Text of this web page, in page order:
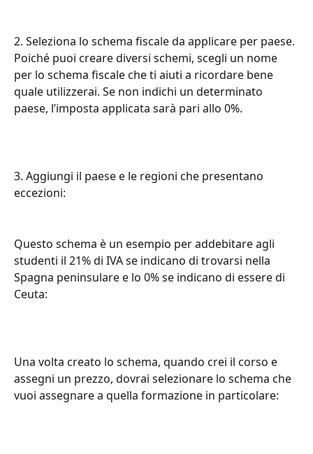
2. Seleziona lo schema fiscale da applicare per paese.
Poiché puoi creare diversi schemi, scegli un nome
per lo schema fiscale che ti aiuti a ricordare bene
quale utilizzerai. Se non indichi un determinato
paese, l’imposta applicata sarà pari allo 0%.
3. Aggiungi il paese e le regioni che presentano
eccezioni:
Questo schema è un esempio per addebitare agli
studenti il 21% di IVA se indicano di trovarsi nella
Spagna peninsulare e lo 0% se indicano di essere di
Ceuta:
Una volta creato lo schema, quando crei il corso e
assegni un prezzo, dovrai selezionare lo schema che
vuoi assegnare a quella formazione in particolare: